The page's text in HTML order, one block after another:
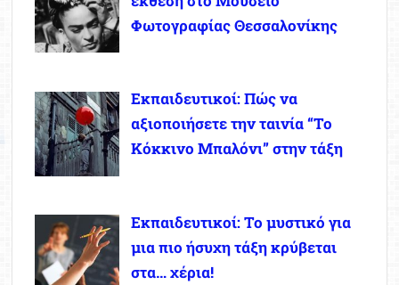
Φωτογραφίας Θεσσαλονίκης
Εκπαιδευτικοί: Πώς να
αξιοποιήσετε την ταινία “Το
Κόκκινο Μπαλόνι” στην τάξη
Εκπαιδευτικοί: Το μυστικό για
μια πιο ήσυχη τάξη κρύβεται
στα… χέρια!